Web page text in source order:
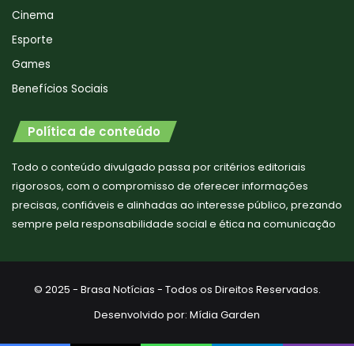
Cinema
Esporte
Games
Benefícios Sociais
Política de conteúdo
Todo o conteúdo divulgado passa por critérios editoriais
rigorosos, com o compromisso de oferecer informações
precisas, confiáveis e alinhadas ao interesse público, prezando
sempre pela responsabilidade social e ética na comunicação
© 2025 - Brasa Notícias - Todos os Direitos Reservados.
Desenvolvido por: Mídia Garden